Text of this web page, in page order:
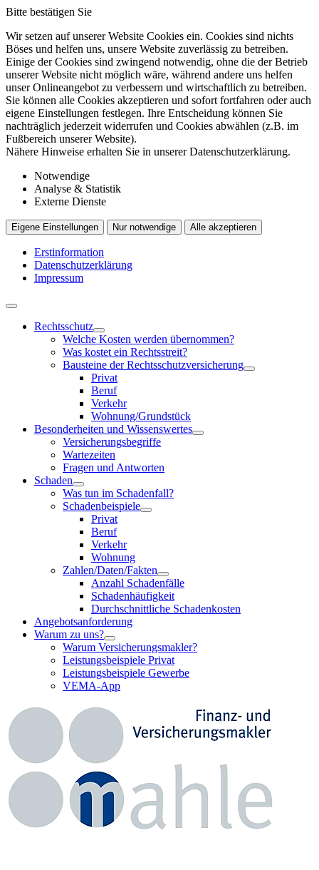
Bitte bestätigen Sie
Wir setzen auf unserer Website Cookies ein. Cookies sind nichts
Böses und helfen uns, unsere Website zuverlässig zu betreiben.
Einige der Cookies sind zwingend notwendig, ohne die der Betrieb
unserer Website nicht möglich wäre, während andere uns helfen
unser Onlineangebot zu verbessern und wirtschaftlich zu betreiben.
Sie können alle Cookies akzeptieren und sofort fortfahren oder auch
eigene Einstellungen festlegen. Ihre Entscheidung können Sie
nachträglich jederzeit widerrufen und Cookies abwählen (z.B. im
Fußbereich unserer Website).
Nähere Hinweise erhalten Sie in unserer Datenschutzerklärung.
Notwendige
Analyse & Statistik
Externe Dienste
Eigene Einstellungen Nur notwendige Alle akzeptieren
Erstinformation
Datenschutzerklärung
Impressum
Rechtsschutz
Welche Kosten werden übernommen?
Was kostet ein Rechtsstreit?
Bausteine der Rechtsschutzversicherung
Privat
Beruf
Verkehr
Wohnung/Grundstück
Besonderheiten und Wissenswertes
Versicherungsbegriffe
Wartezeiten
Fragen und Antworten
Schaden
Was tun im Schadenfall?
Schadenbeispiele
Privat
Beruf
Verkehr
Wohnung
Zahlen/Daten/Fakten
Anzahl Schadenfälle
Schadenhäufigkeit
Durchschnittliche Schadenkosten
Angebotsanforderung
Warum zu uns?
Warum Versicherungsmakler?
Leistungsbeispiele Privat
Leistungsbeispiele Gewerbe
VEMA-App